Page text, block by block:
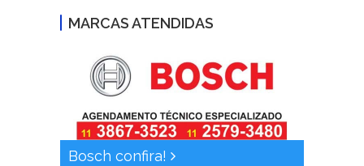
MARCAS ATENDIDAS
Bosch confira!